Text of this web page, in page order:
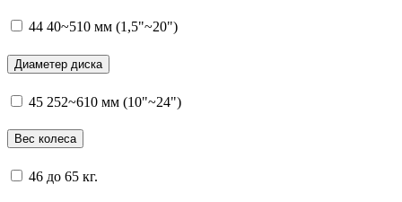
44 40~510 мм (1,5"~20")
Диаметер диска
45 252~610 мм (10"~24")
Вес колеса
46 до 65 кг.